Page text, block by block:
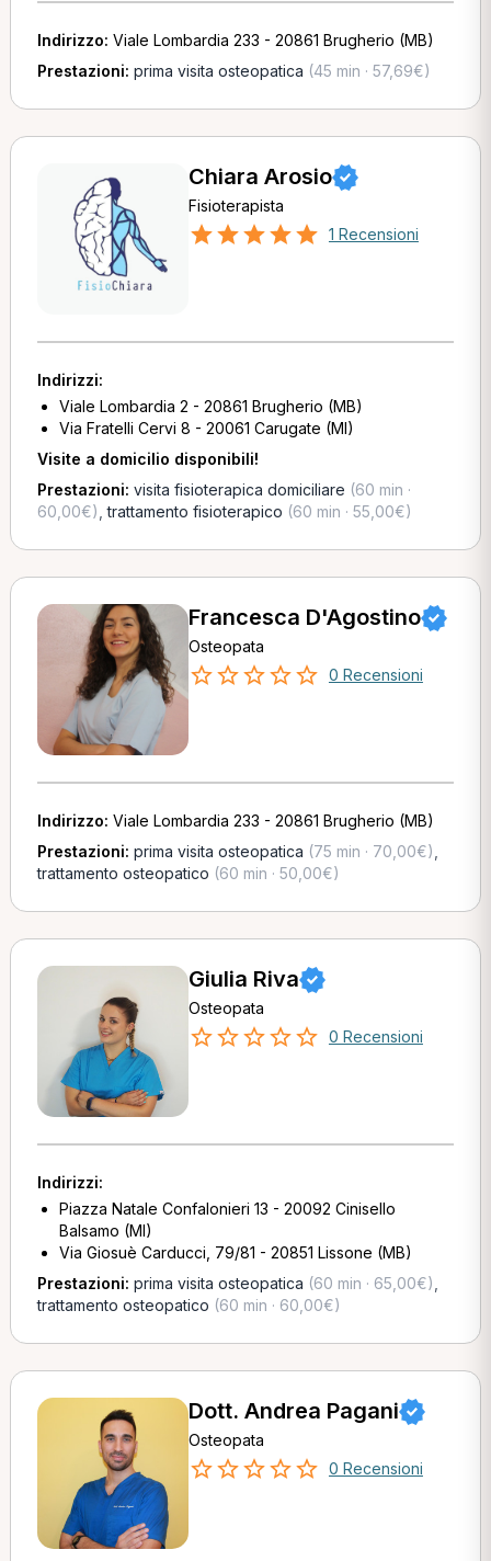
Indirizzo: Viale Lombardia 233 - 20861 Brugherio (MB)
Prestazioni: prima visita osteopatica (45 min · 57,69€)
Chiara Arosio
Fisioterapista
1 Recensioni
Indirizzi:
Viale Lombardia 2 - 20861 Brugherio (MB)
Via Fratelli Cervi 8 - 20061 Carugate (MI)
Visite a domicilio disponibili!
Prestazioni: visita fisioterapica domiciliare (60 min ·
60,00€) ,trattamento fisioterapico (60 min · 55,00€)
Francesca D'Agostino
Osteopata
0 Recensioni
Indirizzo: Viale Lombardia 233 - 20861 Brugherio (MB)
Prestazioni: prima visita osteopatica (75 min · 70,00€)
trattamento osteopatico (60 min · 50,00€)
Giulia Riva
Osteopata
0 Recensioni
Indirizzi:
Piazza Natale Confalonieri 13 - 20092 Cinisello
Balsamo (MI)
Via Giosuè Carducci, 79/81 - 20851 Lissone (MB)
Prestazioni: prima visita osteopatica (60 min · 65,00€)
trattamento osteopatico (60 min · 60,00€)
Dott. Andrea Pagani
Osteopata
0 Recensioni